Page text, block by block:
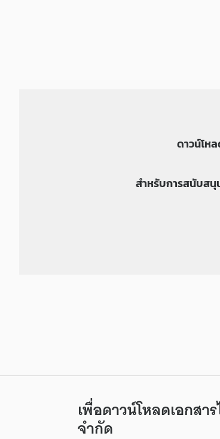
ดาวน์โห
สำหรับการสนับส
เพื่อดาวน์โหลดเอกสา
จำกัด